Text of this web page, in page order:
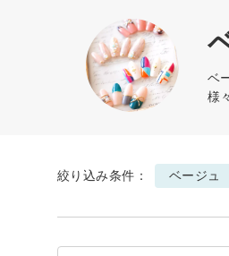
ベ
様
絞り込み条件： ベージュ